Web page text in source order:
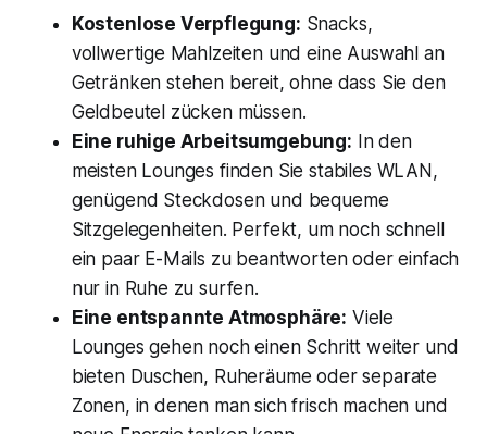
Kostenlose Verpflegung: Snacks,
vollwertige Mahlzeiten und eine Auswahl an
Getränken stehen bereit, ohne dass Sie den
Geldbeutel zücken müssen.
Eine ruhige Arbeitsumgebung: In den
meisten Lounges finden Sie stabiles WLAN,
genügend Steckdosen und bequeme
Sitzgelegenheiten. Perfekt, um noch schnell
ein paar E-Mails zu beantworten oder einfach
nur in Ruhe zu surfen.
Eine entspannte Atmosphäre: Viele
Lounges gehen noch einen Schritt weiter und
bieten Duschen, Ruheräume oder separate
Zonen, in denen man sich frisch machen und